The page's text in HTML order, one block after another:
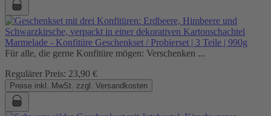
Marmelade - Konfitüre Geschenkset / Probierset | 3 Teile | 990g
Für alle, die gerne Konfitüre mögen: Verschenken ...
Regulärer Preis: 23,90 €
Preise inkl. MwSt. zzgl. Versandkosten